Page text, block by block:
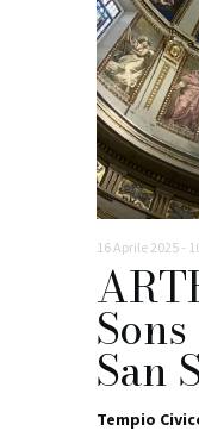
San
16 Aprile 2025 -
Tempio